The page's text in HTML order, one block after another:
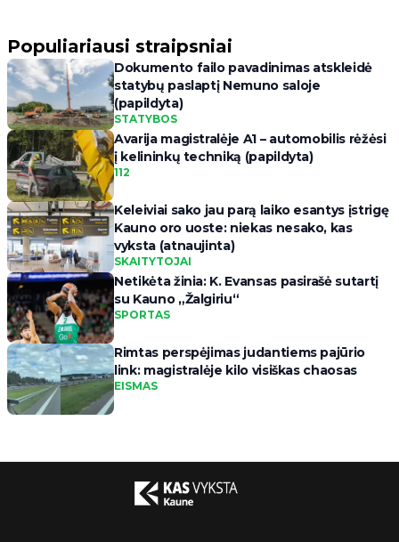
Populiariausi straipsniai
Dokumento failo pavadinimas atskleidė
statybų paslaptį Nemuno saloje
(papildyta)
STATYBOS
Avarija magistralėje A1 – automobilis rėžėsi
į kelininkų techniką (papildyta)
112
Keleiviai sako jau parą laiko esantys įstrigę
Kauno oro uoste: niekas nesako, kas
vyksta (atnaujinta)
SKAITYTOJAI
Netikėta žinia: K. Evansas pasirašė sutartį
su Kauno „Žalgiriu“
SPORTAS
Rimtas perspėjimas judantiems pajūrio
link: magistralėje kilo visiškas chaosas
EISMAS